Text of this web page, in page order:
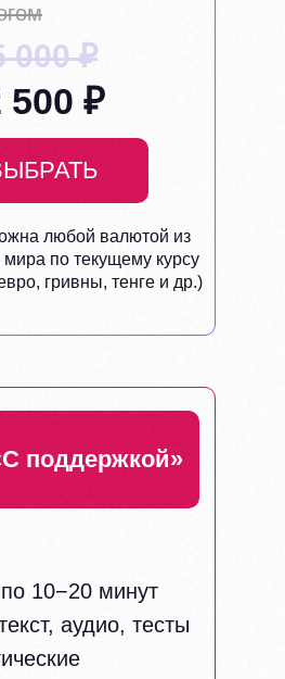
000 ₽
500 ₽
любой валютой из
по текущему курсу
гривны, тенге и др.)
поддержкой»
10−20 минут
аудио, тесты